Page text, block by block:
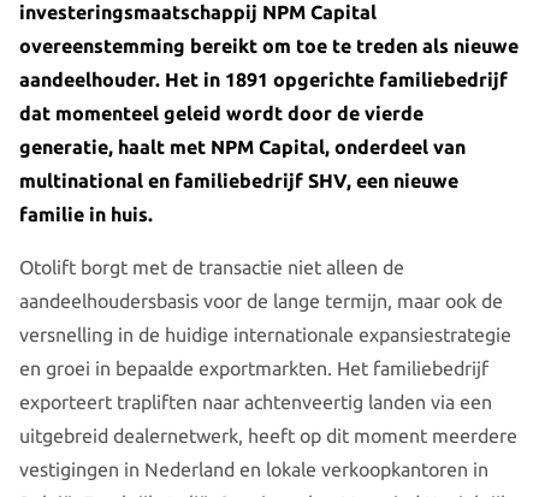
investeringsmaatschappij NPM Capital
overeenstemming bereikt om toe te treden als nieuwe
aandeelhouder. Het in 1891 opgerichte familiebedrijf
dat momenteel geleid wordt door de vierde
generatie, haalt met NPM Capital, onderdeel van
multinational en familiebedrijf SHV, een nieuwe
familie in huis.
Otolift borgt met de transactie niet alleen de
aandeelhoudersbasis voor de lange termijn, maar ook de
versnelling in de huidige internationale expansiestrategie
en groei in bepaalde exportmarkten. Het familiebedrijf
exporteert trapliften naar achtenveertig landen via een
uitgebreid dealernetwerk, heeft op dit moment meerdere
vestigingen in Nederland en lokale verkoopkantoren in